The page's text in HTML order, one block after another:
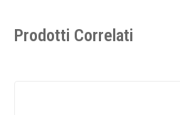
Prodotti Correlati